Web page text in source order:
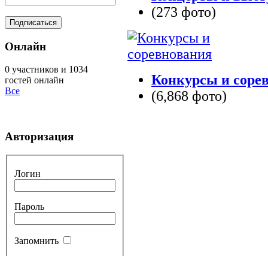
(273 фото)
Конкурсы и
(6,868 фото)
Онлайн
0 участников и 1034
гостей онлайн
Все
Авторизация
Логин
Пароль
Запомнить